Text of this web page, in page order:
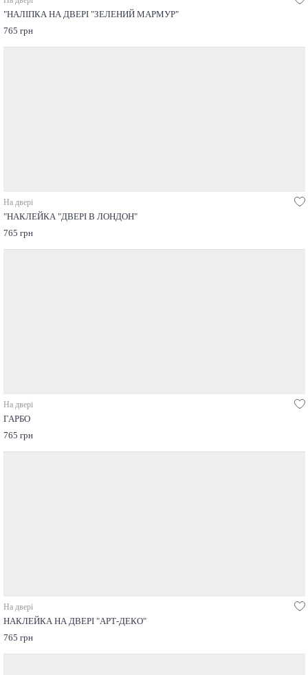
"НАЛІПКА НА ДВЕРІ "ЗЕЛЕНИЙ МАРМУР"
765 грн
На двері
"НАКЛЕЙКА "ДВЕРІ В ЛОНДОН"
765 грн
На двері
ГАРБО
765 грн
На двері
НАКЛЕЙКА НА ДВЕРІ "АРТ-ДЕКО"
765 грн